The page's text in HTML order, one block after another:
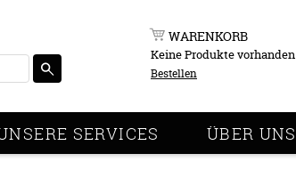
WARENKORB
Keine Produkte vorhanden
Bestellen
SERVICES ÜBER UNS